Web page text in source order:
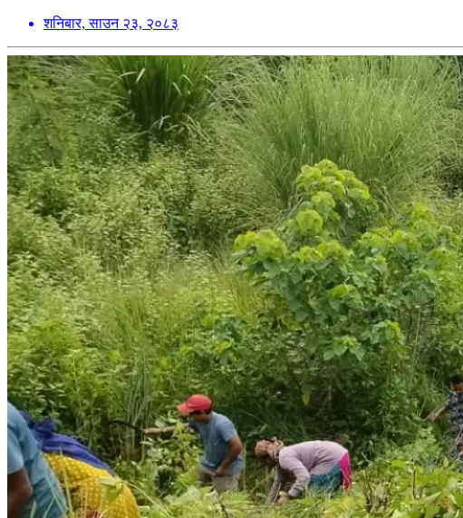
शनिबार, साउन २३, २०८३